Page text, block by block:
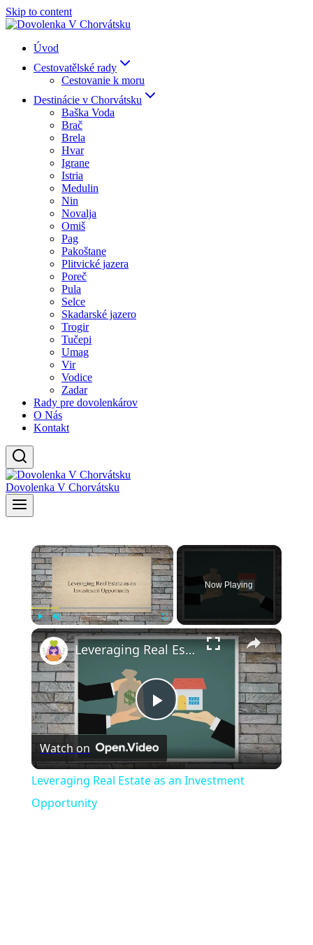
Skip to content
Úvod
Cestovatělské rady
Cestovanie k moru
Destinácie v Chorvátsku
Baška Voda
Brač
Brela
Hvar
Igrane
Istria
Medulin
Nin
Novalja
Omiš
Pag
Pakoštane
Plitvické jazera
Poreč
Pula
Selce
Skadarské jazero
Trogir
Tučepi
Umag
Vir
Vodice
Zadar
Rady pre dovolenkárov
O Nás
Kontakt
Dovolenka V Chorvátsku
×
Play Unmute Fullscreen
Now Playing
×
Play
Video
Leveraging Real Estate as an Investment Opportunity
Watch on
Leveraging Real Estate as an Investment
Opportunity